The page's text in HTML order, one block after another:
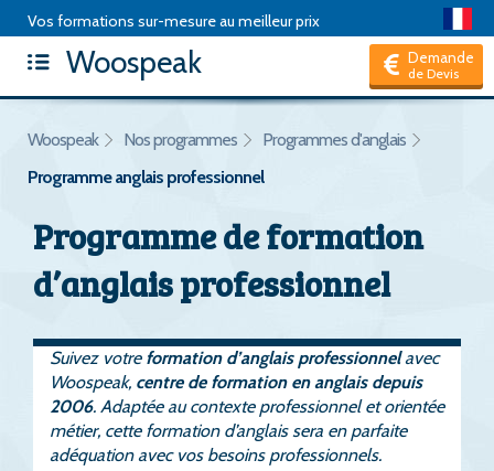
Vos formations sur-mesure au meilleur prix
Articles | Package de formation
|
Hors CPF, je suis un Particulier
Woospeak Demande
de Devis
Woospeak Nos programmes
Programmes d'anglais
Programme anglais professionnel
Programme de formation
d’anglais professionnel
Suivez votre formation d’anglais professionnelavec
Woospeak, centre de formation en anglais depuis
2006. Adaptée au contexte professionnel et orientée
métier, cette formation d’anglais sera en parfaite
adéquation avec vos besoins professionnels.